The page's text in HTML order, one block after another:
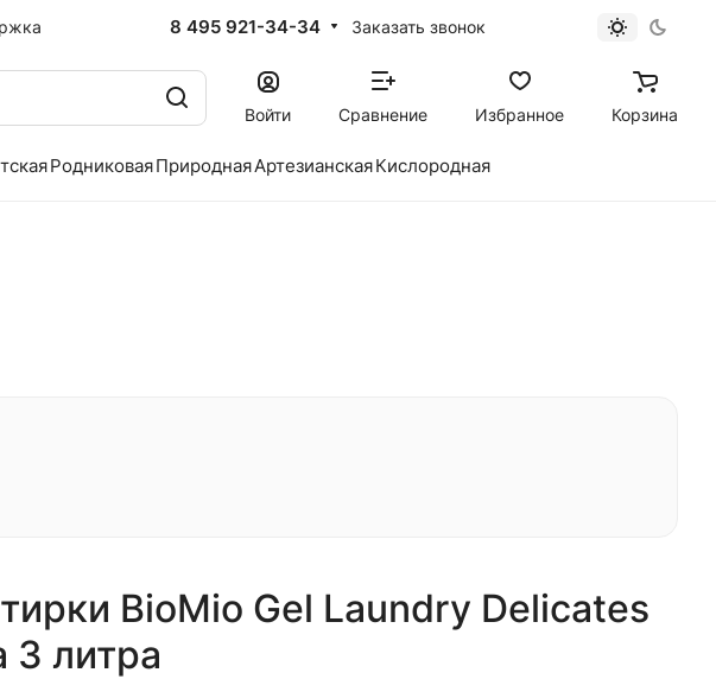
8 495 921-34-34 Заказать звонок
Войти Сравнение Избранное Корзина
РодниковаяПрироднаяАртезианскаяКислородная
BioMio Gel Laundry Delicates
3 литра